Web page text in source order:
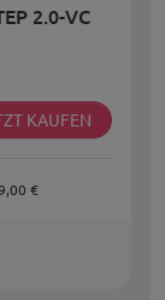
2.0-VC
KAUFEN
€